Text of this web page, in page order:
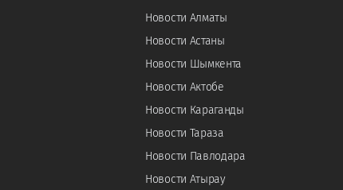
Новости Алматы
Новости Астаны
Новости Шымкента
Новости Актобе
Новости Караганды
Новости Тараза
Новости Павлодара
Новости Атырау